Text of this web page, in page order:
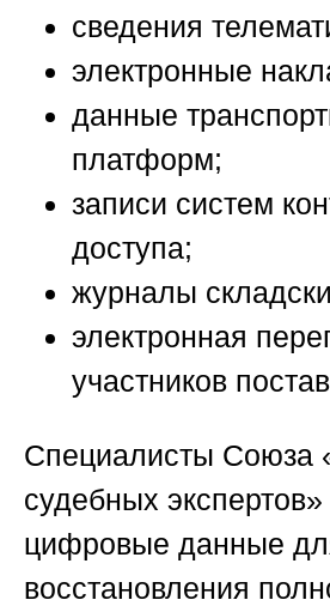
сведения
электронные
данные
платформ;
записи систем
доступа;
журналы
электронная
участников
Специалисты Союза
судебных экспертов»
цифровые данные
восстановления